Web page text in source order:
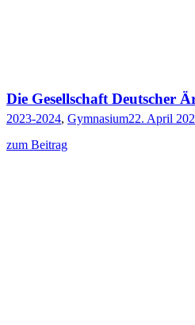
Die Gesellschaft Deutscher
2023-2024, Gymnasium22. April
zum Beitrag